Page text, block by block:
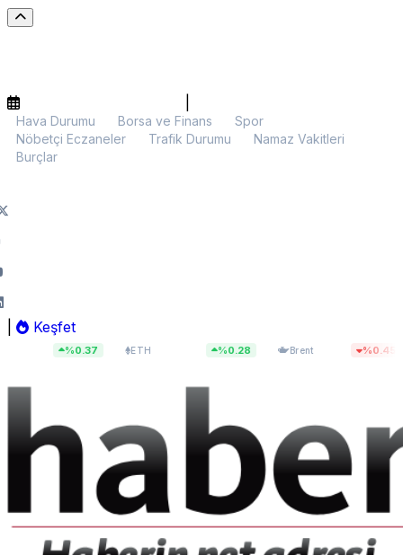
Hava Durumu Borsa ve Finans
Spor
Nöbetçi Eczaneler
Trafik Durumu
Namaz Vakitleri
Burçlar
Keşfet
ETH $1.917,11 Brent $82,12 %0.45 BIST